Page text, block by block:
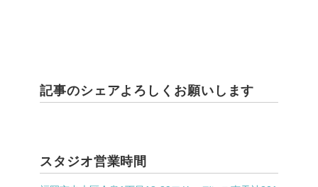
記事のシェアよろしくお願いします
スタジオ営業時間